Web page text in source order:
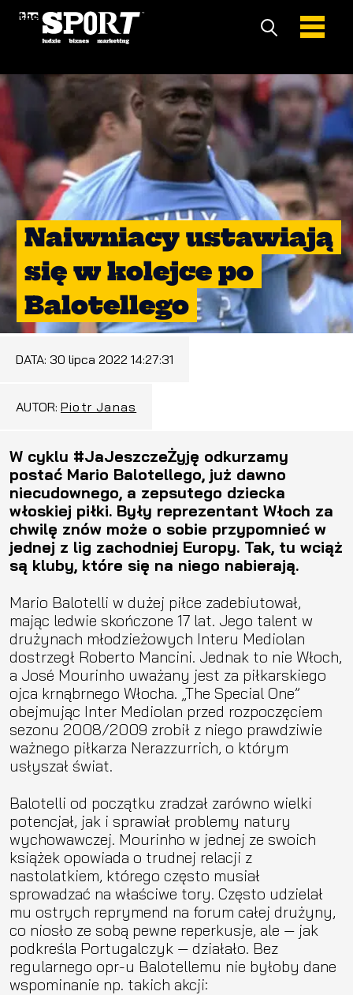
Naiwniacy ustawiają
się w kolejce po
Balotellego
DATA: 30 lipca 2022 14:27:31
AUTOR: Piotr Janas
W cyklu #JaJeszczeŻyję odkurzamy
postać Mario Balotellego, już dawno
niecudownego, a zepsutego dziecka
włoskiej piłki. Były reprezentant Włoch za
chwilę znów może o sobie przypomnieć w
jednej z lig zachodniej Europy. Tak, tu wciąż
są kluby, które się na niego nabierają.
Mario Balotelli w dużej piłce zadebiutował,
mając ledwie skończone 17 lat. Jego talent w
drużynach młodzieżowych Interu Mediolan
dostrzegł Roberto Mancini. Jednak to nie Włoch,
a José Mourinho uważany jest za piłkarskiego
ojca krnąbrnego Włocha. „The Special One”
obejmując Inter Mediolan przed rozpoczęciem
sezonu 2008/2009 zrobił z niego prawdziwie
ważnego piłkarza Nerazzurrich, o którym
usłyszał świat.
Balotelli od początku zradzał zarówno wielki
potencjał, jak i sprawiał problemy natury
wychowawczej. Mourinho w jednej ze swoich
książek opowiada o trudnej relacji z
nastolatkiem, którego często musiał
sprowadzać na właściwe tory. Często udzielał
mu ostrych reprymend na forum całej drużyny,
co niosło ze sobą pewne reperkusje, ale — jak
podkreśla Portugalczyk — działało. Bez
regularnego opr-u Balotellemu nie byłoby dane
wspominanie np. takich akcji: